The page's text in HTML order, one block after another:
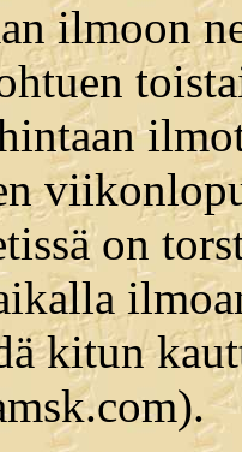
ilmoon
on
kitun